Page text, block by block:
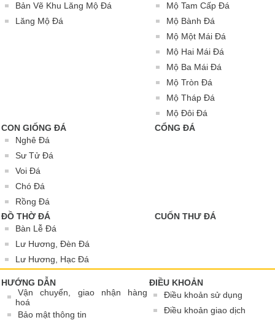
Bản Vẽ Khu Lăng Mộ Đá
Lăng Mộ Đá
Mộ Tam Cấp Đá
Mộ Bành Đá
Mộ Một Mái Đá
Mộ Hai Mái Đá
Mộ Ba Mái Đá
Mộ Tròn Đá
Mộ Tháp Đá
Mộ Đôi Đá
CON GIỐNG ĐÁ
Nghê Đá
Sư Tử Đá
Voi Đá
Chó Đá
Rồng Đá
CỔNG ĐÁ
ĐỒ THỜ ĐÁ
Bàn Lễ Đá
Lư Hương, Đèn Đá
Lư Hương, Hạc Đá
CUỐN THƯ ĐÁ
HƯỚNG DẪN
Vận chuyển, giao nhận hàng
hoá
Bảo mật thông tin
ĐIỀU KHOẢN
Điều khoản sử dụng
Điều khoản giao dịch